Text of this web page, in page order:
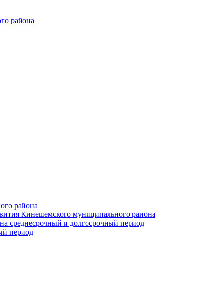
района
района
Кинешемского муниципального района
среднесрочный и долгосрочный период
период